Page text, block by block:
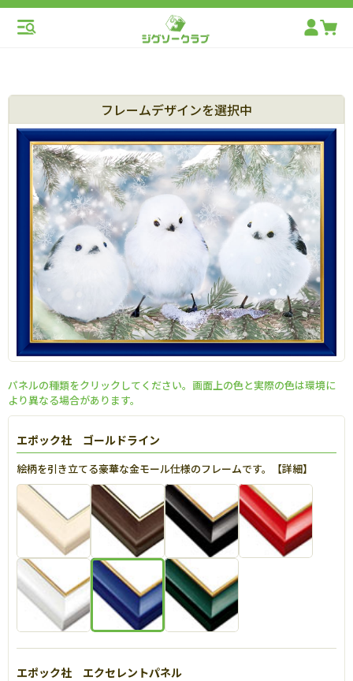
フレームデザインを選択中
パネルの種類をクリックしてください。画面上の色と実際の色は環境に
より異なる場合があります。
エポック社 ゴールドライン
絵柄を引き立てる豪華な金モール仕様のフレームです。【詳細】
エポック社 エクセレントパネル